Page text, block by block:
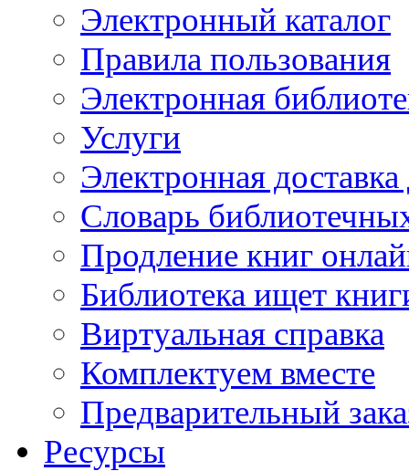
Электронный каталог
Правила пользования
Электронная
Услуги
Электронная
Словарь
Продление книг
Библиотека ищет
Виртуальная справка
Комплектуем вместе
Предварительный
Ресурсы